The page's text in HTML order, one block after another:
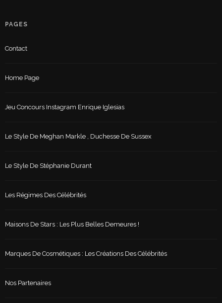
PAGES
Contact
Home Page
Jeu Concours Instagram Enrique Iglesias
Le Style De Meghan Markle , Duchesse De Sussex
Le Style De Stéphanie Durant
Les Régimes Des Célébrités
Maisons De Stars : Les Plus Belles Demeures !
Marques De Cosmétiques : Les Créations Des Célébrités
Nos Partenaires